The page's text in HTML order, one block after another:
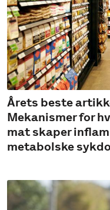
Årets beste
Mekanismer for
mat skaper
metabolske